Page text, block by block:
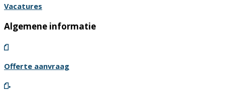
Vacatures
Algemene informatie
Offerte aanvraag